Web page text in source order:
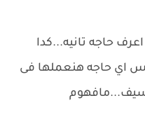
حاجه تانيه...كدا
اي حاجه هنعملها فى
سيف...مافهوم